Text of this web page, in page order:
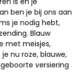
ben je bij ons aan
je nodig hebt,
Blauw
met meisjes,
nu roze, blauwe,
versiering